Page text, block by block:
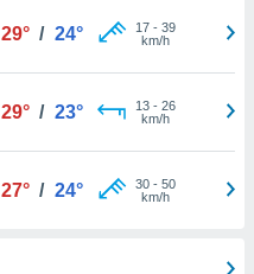
29° / 24° 17- 39
km/h
29° / 23° 13- 26
km/h
27° / 24° 30- 50
km/h